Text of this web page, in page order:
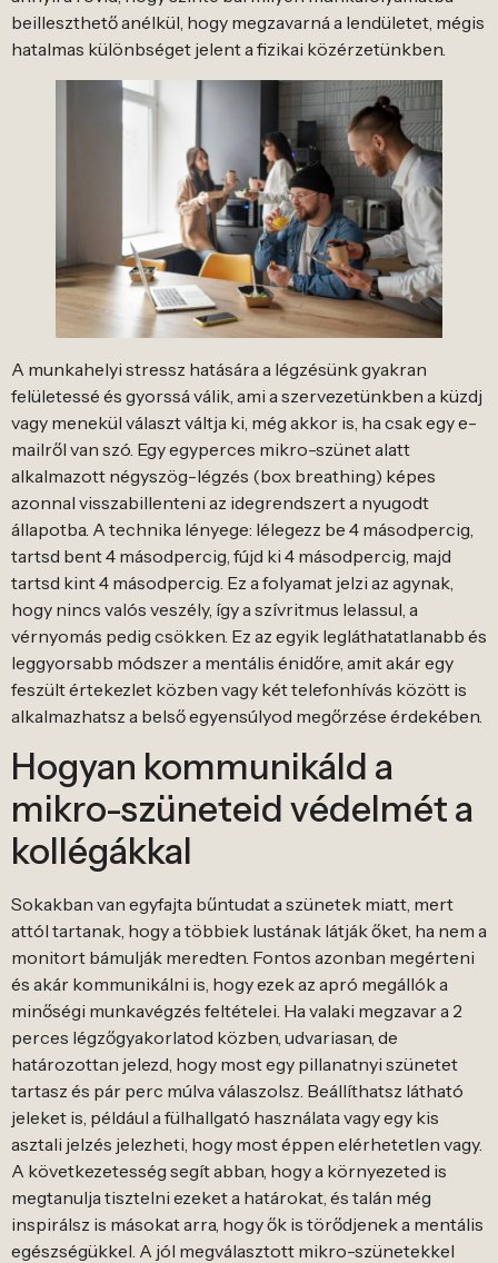
beilleszthető anélkül, hogy megzavarná a lendületet, mégis
hatalmas különbséget jelent a fizikai közérzetünkben.
A munkahelyi stressz hatására a légzésünk gyakran
felületessé és gyorssá válik, ami a szervezetünkben a küzdj
vagy menekül választ váltja ki, még akkor is, ha csak egy e-
mailről van szó. Egy egyperces mikro-szünet alatt
alkalmazott négyszög-légzés (box breathing) képes
azonnal visszabillenteni az idegrendszert a nyugodt
állapotba. A technika lényege: lélegezz be 4 másodpercig,
tartsd bent 4 másodpercig, fújd ki 4 másodpercig, majd
tartsd kint 4 másodpercig. Ez a folyamat jelzi az agynak,
hogy nincs valós veszély, így a szívritmus lelassul, a
vérnyomás pedig csökken. Ez az egyik legláthatatlanabb és
leggyorsabb módszer a mentális énidőre, amit akár egy
feszült értekezlet közben vagy két telefonhívás között is
alkalmazhatsz a belső egyensúlyod megőrzése érdekében.
Hogyan kommunikáld a
mikro-szüneteid védelmét a
kollégákkal
Sokakban van egyfajta bűntudat a szünetek miatt, mert
attól tartanak, hogy a többiek lustának látják őket, ha nem a
monitort bámulják meredten. Fontos azonban megérteni
és akár kommunikálni is, hogy ezek az apró megállók a
minőségi munkavégzés feltételei. Ha valaki megzavar a 2
perces légzőgyakorlatod közben, udvariasan, de
határozottan jelezd, hogy most egy pillanatnyi szünetet
tartasz és pár perc múlva válaszolsz. Beállíthatsz látható
jeleket is, például a fülhallgató használata vagy egy kis
asztali jelzés jelezheti, hogy most éppen elérhetetlen vagy.
A következetesség segít abban, hogy a környezeted is
megtanulja tisztelni ezeket a határokat, és talán még
inspirálsz is másokat arra, hogy ők is törődjenek a mentális
egészségükkel. A jól megválasztott mikro-szünetekkel